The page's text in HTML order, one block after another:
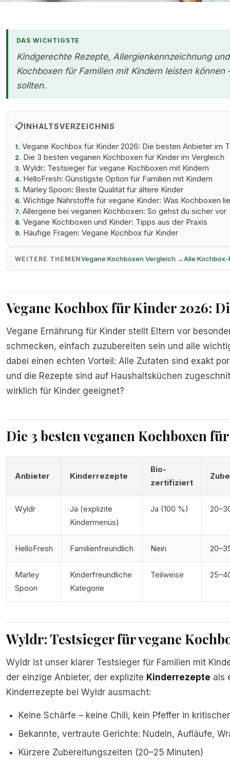
DAS WICHTIGSTE
Kindgerechte Rezepte, Allergienkennzeichnung
Kochboxen für Familien mit Kindern leisten
sollten.
📋INHALTSVERZEICHNIS
1. Vegane Kochbox für Kinder 2026: Die besten Anbieter im
2. Die 3 besten veganen Kochboxen für Kinder im Vergleich
3. Wyldr: Testsieger für vegane Kochboxen mit Kindern
4. HelloFresh: Günstigste Option für Familien mit Kindern
5. Marley Spoon: Beste Qualität für ältere Kinder
6. Wichtige Nährstoffe für vegane Kinder: Was Kochboxen
7. Allergene bei veganen Kochboxen: So gehst du sicher vor
8. Vegane Kochboxen und Kinder: Tipps aus der Praxis
9. Häufige Fragen: Vegane Kochbox für Kinder
WEITERE THEMENVegane Kochboxen Vergleich →Alle
Vegane Kochbox für Kinder 2026:
Vegane Ernährung für Kinder stellt Eltern vor
schmecken, einfach zuzubereiten sein und alle
dabei einen echten Vorteil: Alle Zutaten sind exakt
und die Rezepte sind auf Haushaltsküchen
wirklich für Kinder geeignet?
Die 3 besten veganen Kochboxen
Anbieter Kinderrezepte
Bio-
zertifiziert
Wyldr
Ja (explizite
Kindermenüs)
Ja (100 %)
HelloFresh Familienfreundlich Nein
Marley
Spoon
Kinderfreundliche
Kategorie
Teilweise
Wyldr: Testsieger für vegane
Wyldr ist unser klarer Testsieger für Familien mit
der einzige Anbieter, der explizite Kinderrezepte als
Kinderrezepte bei Wyldr ausmacht:
Keine Schärfe – keine Chili, kein Pfeffer in
Bekannte, vertraute Gerichte: Nudeln, Aufläufe,
Kürzere Zubereitungszeiten (20–25 Minuten)